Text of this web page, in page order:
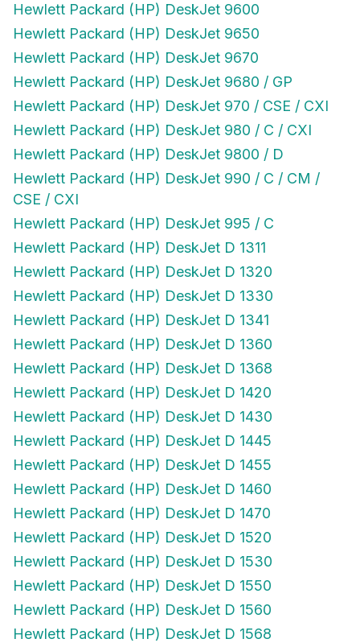
Hewlett Packard (HP) DeskJet 9600
Hewlett Packard (HP) DeskJet 9650
Hewlett Packard (HP) DeskJet 9670
Hewlett Packard (HP) DeskJet 9680 / GP
Hewlett Packard (HP) DeskJet 970 / CSE / CXI
Hewlett Packard (HP) DeskJet 980 / C / CXI
Hewlett Packard (HP) DeskJet 9800 / D
Hewlett Packard (HP) DeskJet 990 / C / CM /
CSE / CXI
Hewlett Packard (HP) DeskJet 995 / C
Hewlett Packard (HP) DeskJet D 1311
Hewlett Packard (HP) DeskJet D 1320
Hewlett Packard (HP) DeskJet D 1330
Hewlett Packard (HP) DeskJet D 1341
Hewlett Packard (HP) DeskJet D 1360
Hewlett Packard (HP) DeskJet D 1368
Hewlett Packard (HP) DeskJet D 1420
Hewlett Packard (HP) DeskJet D 1430
Hewlett Packard (HP) DeskJet D 1445
Hewlett Packard (HP) DeskJet D 1455
Hewlett Packard (HP) DeskJet D 1460
Hewlett Packard (HP) DeskJet D 1470
Hewlett Packard (HP) DeskJet D 1520
Hewlett Packard (HP) DeskJet D 1530
Hewlett Packard (HP) DeskJet D 1550
Hewlett Packard (HP) DeskJet D 1560
Hewlett Packard (HP) DeskJet D 1568